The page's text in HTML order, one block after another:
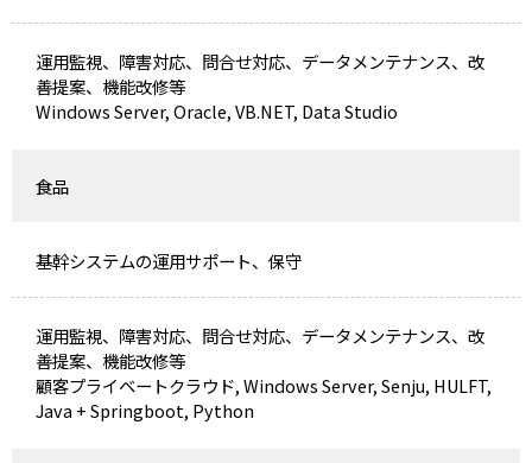
運用監視、障害対応、問合せ対応、データメンテナンス、改
善提案、機能改修等
Windows Server, Oracle, VB.NET, Data Studio
食品
基幹システムの運用サポート、保守
運用監視、障害対応、問合せ対応、データメンテナンス、改
善提案、機能改修等
顧客プライベートクラウド, Windows Server, Senju, HULFT,
Java + Springboot, Python